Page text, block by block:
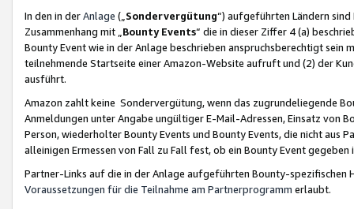
In den in derAnlage („ Sondervergütung“) aufgeführten Ländern
Zusammenhang mit „ Bounty Events“ die in dieser Ziffer 4 (a)
Bounty Event wie in der Anlage beschrieben anspruchsberechtigt sein
teilnehmende Startseite einer Amazon-Website aufruft und (2) der
ausführt.
Amazon zahlt keine Sondervergütung, wenn das zugrundeliegende
Anmeldungen unter Angabe ungültiger E-Mail-Adressen, Einsatz von
Person, wiederholter Bounty Events und Bounty Events, die nicht
alleinigen Ermessen von Fall zu Fall fest, ob ein Bounty Event
Partner-Links auf die in der Anlage aufgeführten Bounty-spezifischen
Voraussetzungen für die Teilnahme am Partnerprogramm erlaubt.